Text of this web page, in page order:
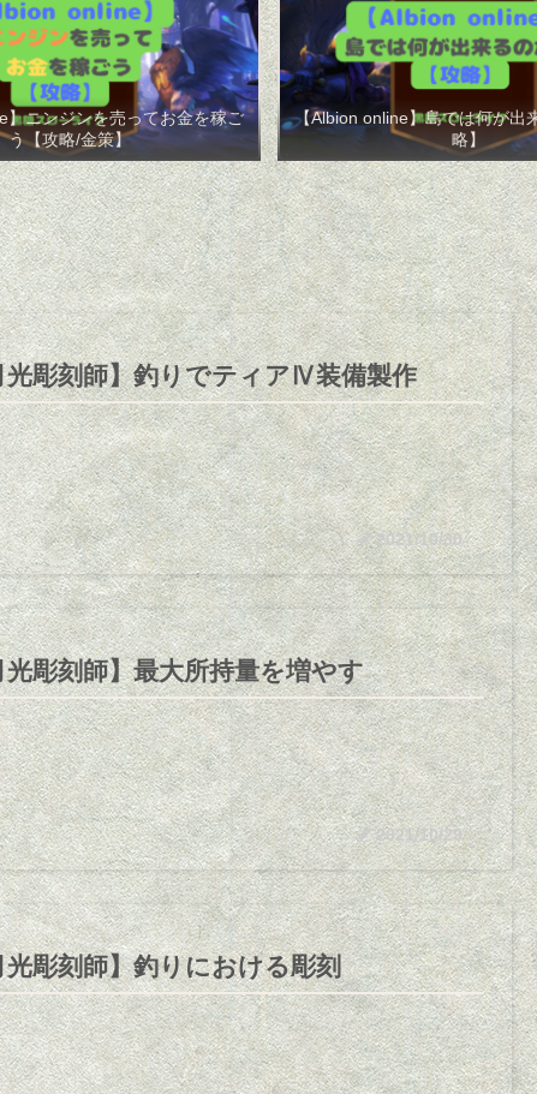
】ニンジンを売ってお金を稼ご
う【攻略/金策】
【Albion online】島では何が出
略】
光彫刻師】釣りでティアⅣ装備製作
2021/10/30
光彫刻師】最大所持量を増やす
2021/10/29
光彫刻師】釣りにおける彫刻